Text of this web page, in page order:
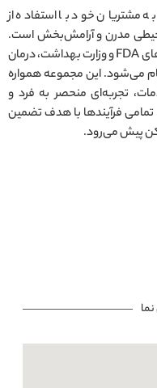
مشتریان خود با استفاده از
مدرن و آرامش‌بخش است.
تمامی خدمات ارائه‌شده مطابق با استانداردهای FDA و وزارت بهداشت، درمان
می‌شود. این مجموعه همواره
تجربه‌ای منحصر به فرد و
فرآیندها با هدف تضمین
پیش می‌رود.